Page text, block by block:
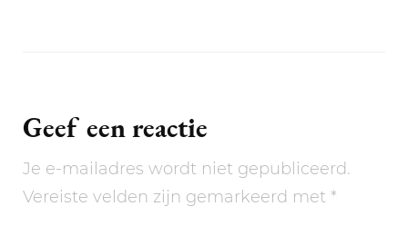
Geef een reactie
Je e-mailadres wordt niet gepubliceerd.
Vereiste velden zijn gemarkeerd met *